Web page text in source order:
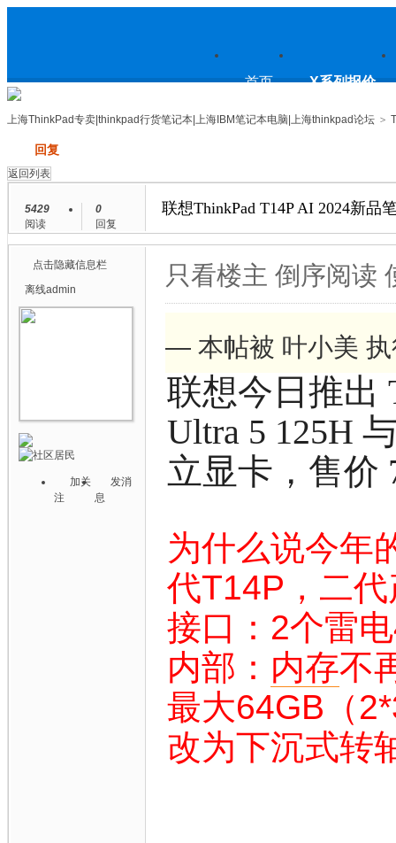
上
海ThinkPad专卖|thinkpad行货笔
记本|上海IBM笔记本电脑|上海
首页 X系列报价
上海ThinkPad专卖|thinkpad行货笔记本|上海IBM笔记本电脑|上海thinkpad论坛 >
回复
返回列表
5429
阅读
0
回复
联想ThinkPad T14P AI 2024新
点击隐藏信息栏
离线admin
加关
注
发消
息
只看楼主 倒序阅读
— 本帖被 叶小美
联想今日推出
Ultra 5 125H
立显卡，售价
为什么说今年
代T14P，二
接口：2个雷
内部： 内存不
最大64GB（
改为下沉式转